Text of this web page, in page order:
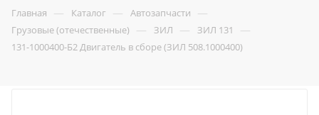
Главная — Каталог — Автозапчасти —
Грузовые (отечественные) — ЗИЛ — ЗИЛ 131 —
131-1000400-Б2 Двигатель в сборе (ЗИЛ 508.1000400)